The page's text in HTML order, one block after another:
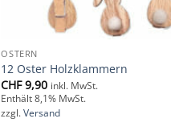
OSTERN
12 Oster Holzklammern
CHF9,90 inkl. MwSt.
Enthält 8,1% MwSt.
zzgl.Versand